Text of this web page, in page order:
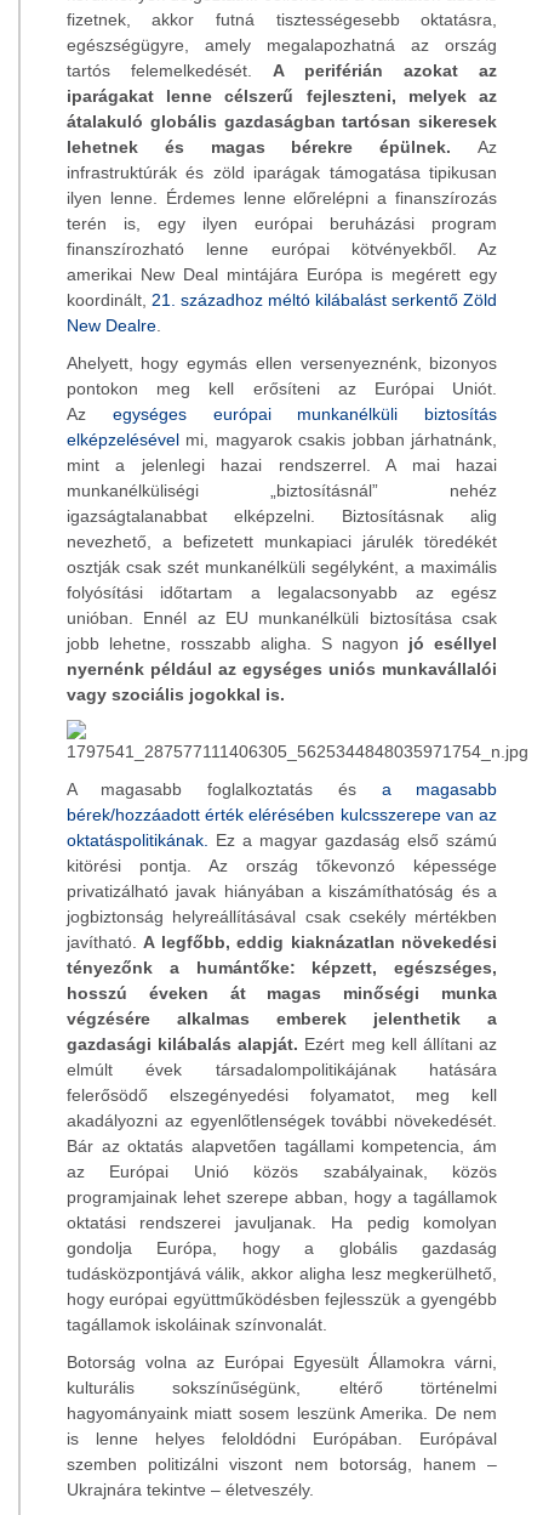
fizetnek, akkor futná tisztességesebb oktatásra,
egészségügyre, amely megalapozhatná az ország
tartós felemelkedését. A periférián azokat az
iparágakat lenne célszerű fejleszteni, melyek az
átalakuló globális gazdaságban tartósan sikeresek
lehetnek és magas bérekre épülnek. Az
infrastruktúrák és zöld iparágak támogatása tipikusan
ilyen lenne. Érdemes lenne előrelépni a finanszírozás
terén is, egy ilyen európai beruházási program
finanszírozható lenne európai kötvényekből. Az
amerikai New Deal mintájára Európa is megérett egy
koordinált, 21. századhoz méltó kilábalást serkentő Zöld
New Dealre.
Ahelyett, hogy egymás ellen versenyeznénk, bizonyos
pontokon meg kell erősíteni az Európai Uniót.
Az egységes európai munkanélküli biztosítás
elképzelésévelmi, magyarok csakis jobban járhatnánk,
mint a jelenlegi hazai rendszerrel. A mai hazai
munkanélküliségi „biztosításnál” nehéz
igazságtalanabbat elképzelni. Biztosításnak alig
nevezhető, a befizetett munkapiaci járulék töredékét
osztják csak szét munkanélküli segélyként, a maximális
folyósítási időtartam a legalacsonyabb az egész
unióban. Ennél az EU munkanélküli biztosítása csak
jobb lehetne, rosszabb aligha. S nagyon jó eséllyel
nyernénk például az egységes uniós munkavállalói
vagy szociális jogokkal is.
A magasabb foglalkoztatás és a magasabb
bérek/hozzáadott érték elérésében kulcsszerepe van az
oktatáspolitikának.
Ez a magyar gazdaság első számú
kitörési pontja. Az ország tőkevonzó képessége
privatizálható javak hiányában a kiszámíthatóság és a
jogbiztonság helyreállításával csak csekély mértékben
javítható.A legfőbb, eddig kiaknázatlan növekedési
tényezőnk a humántőke: képzett, egészséges,
hosszú éveken át magas minőségi munka
végzésére alkalmas emberek jelenthetik a
gazdasági kilábalás alapját. Ezért meg kell állítani az
elmúlt évek társadalompolitikájának hatására
felerősödő elszegényedési folyamatot, meg kell
akadályozni az egyenlőtlenségek további növekedését.
Bár az oktatás alapvetően tagállami kompetencia, ám
az Európai Unió közös szabályainak, közös
programjainak lehet szerepe abban, hogy a tagállamok
oktatási rendszerei javuljanak. Ha pedig komolyan
gondolja Európa, hogy a globális gazdaság
tudásközpontjává válik, akkor aligha lesz megkerülhető,
hogy európai együttműködésben fejlesszük a gyengébb
tagállamok iskoláinak színvonalát.
Botorság volna az Európai Egyesült Államokra várni,
kulturális sokszínűségünk, eltérő történelmi
hagyományaink miatt sosem leszünk Amerika. De nem
is lenne helyes feloldódni Európában. Európával
szemben politizálni viszont nem botorság, hanem –
Ukrajnára tekintve – életveszély.